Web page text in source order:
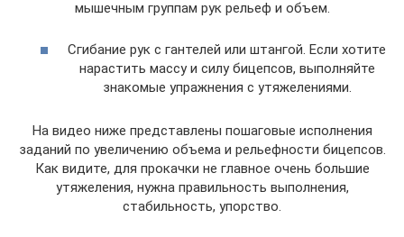
мышечным группам рук рельеф и объем.
Сгибание рук с гантелей или штангой. Если хотите
нарастить массу и силу бицепсов, выполняйте
знакомые упражнения с утяжелениями.
На видео ниже представлены пошаговые исполнения
заданий по увеличению объема и рельефности бицепсов.
Как видите, для прокачки не главное очень большие
утяжеления, нужна правильность выполнения,
стабильность, упорство.